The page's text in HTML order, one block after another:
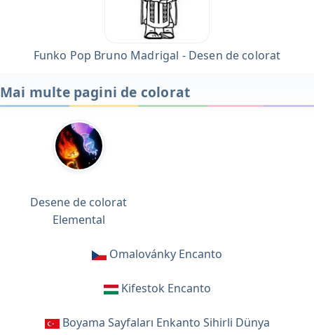
Funko Pop Bruno Madrigal - Desen de colorat
Mai multe pagini de colorat
Desene de colorat
Elemental
Omalovánky Encanto
Kifestok Encanto
Boyama Sayfaları Enkanto Sihirli Dünya